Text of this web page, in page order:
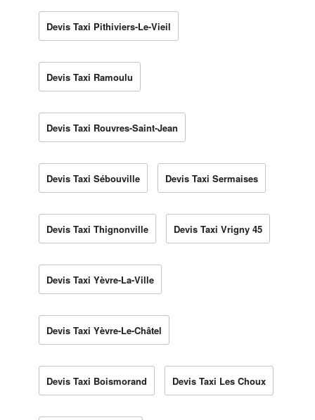
Devis Taxi Pithiviers-Le-Vieil
Devis Taxi Ramoulu
Devis Taxi Rouvres-Saint-Jean
Devis Taxi Sébouville Devis Taxi Sermaises
Devis Taxi Thignonville Devis Taxi Vrigny 45
Devis Taxi Yèvre-La-Ville
Devis Taxi Yèvre-Le-Châtel
Devis Taxi Boismorand Devis Taxi Les Choux